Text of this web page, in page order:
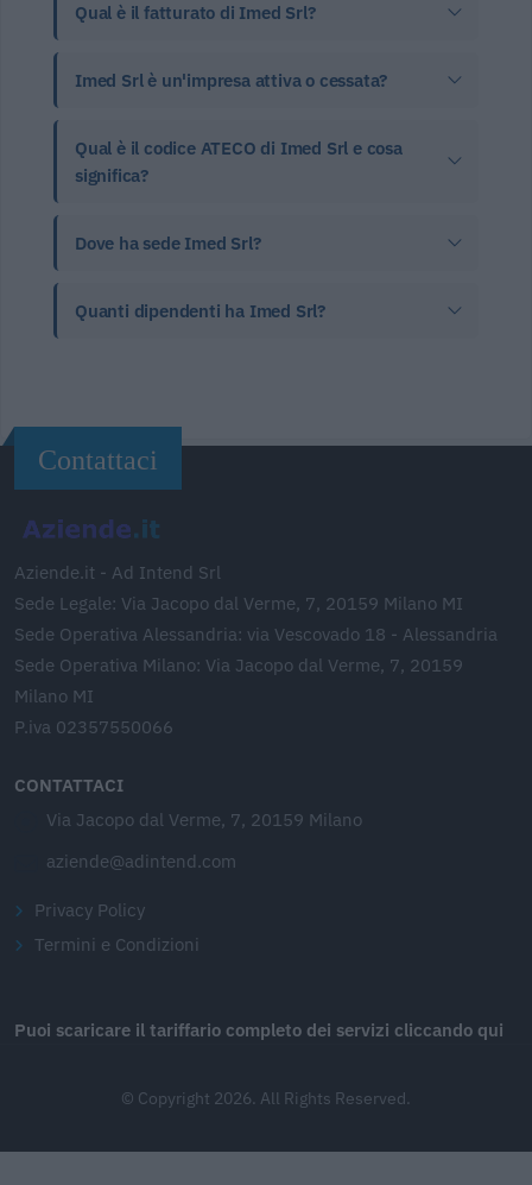
Qual è il fatturato di Imed Srl?
Imed Srl è un'impresa attiva o cessata?
Qual è il codice ATECO di Imed Srl e cosa
significa?
Dove ha sede Imed Srl?
Quanti dipendenti ha Imed Srl?
Contattaci
Aziende.it - Ad Intend Srl
Sede Legale: Via Jacopo dal Verme, 7, 20159 Milano MI
Sede Operativa Alessandria: via Vescovado 18 - Alessandria
Sede Operativa Milano: Via Jacopo dal Verme, 7, 20159
Milano MI
P.iva 02357550066
CONTATTACI
Via Jacopo dal Verme, 7, 20159 Milano
aziende@adintend.com
Privacy Policy
Termini e Condizioni
Puoi scaricare il tariffario completo dei servizi cliccando qui
© Copyright 2026. All Rights Reserved.